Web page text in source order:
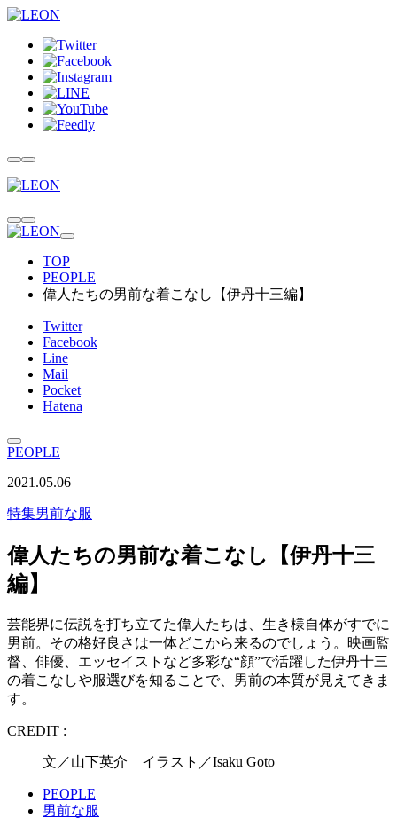
TOP
PEOPLE
偉人たちの男前な着こなし【伊丹十三編】
Twitter
Facebook
Line
Mail
Pocket
Hatena
PEOPLE
2021.05.06
特集男前な服
偉人たちの男前な着こなし【伊丹十三
編】
芸能界に伝説を打ち立てた偉人たちは、生き様自体がすでに
男前。その格好良さは一体どこから来るのでしょう。映画監
督、俳優、エッセイストなど多彩な“顔”で活躍した伊丹十三
の着こなしや服選びを知ることで、男前の本質が見えてきま
す。
CREDIT :
文／山下英介 イラスト／Isaku Goto
PEOPLE
男前な服